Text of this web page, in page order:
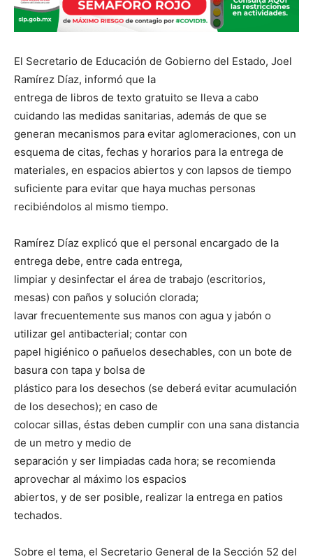
El Secretario de Educación de Gobierno del Estado, Joel
Ramírez Díaz, informó que la
entrega de libros de texto gratuito se lleva a cabo
cuidando las medidas sanitarias, además de que se
generan mecanismos para evitar aglomeraciones, con un
esquema de citas, fechas y horarios para la entrega de
materiales, en espacios abiertos y con lapsos de tiempo
suficiente para evitar que haya muchas personas
recibiéndolos al mismo tiempo.
Ramírez Díaz explicó que el personal encargado de la
entrega debe, entre cada entrega,
limpiar y desinfectar el área de trabajo (escritorios,
mesas) con paños y solución clorada;
lavar frecuentemente sus manos con agua y jabón o
utilizar gel antibacterial; contar con
papel higiénico o pañuelos desechables, con un bote de
basura con tapa y bolsa de
plástico para los desechos (se deberá evitar acumulación
de los desechos); en caso de
colocar sillas, éstas deben cumplir con una sana distancia
de un metro y medio de
separación y ser limpiadas cada hora; se recomienda
aprovechar al máximo los espacios
abiertos, y de ser posible, realizar la entrega en patios
techados.
Sobre el tema, el Secretario General de la Sección 52 del